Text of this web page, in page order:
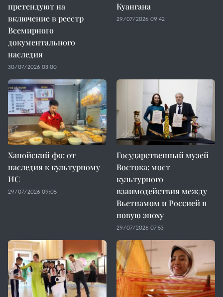
претендуют на
включение в реестр
Всемирного
документального
наследия
30/07/2026 03:00
Куангана
29/07/2026 09:42
Ханойский фо: от
наследия к культурному
ИС
29/07/2026 09:05
Государственный музей
Востока: мост
культурного
взаимодействия между
Вьетнамом и Россией в
новую эпоху
29/07/2026 07:53